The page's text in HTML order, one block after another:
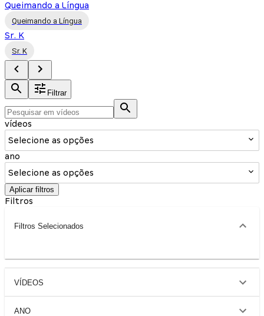
Queimando a Língua
Queimando a Língua
Sr. K
Sr. K
Filtrar
vídeos
Selecione as opções
ano
Selecione as opções
Aplicar filtros
Filtros
Filtros Selecionados
VÍDEOS
ANO